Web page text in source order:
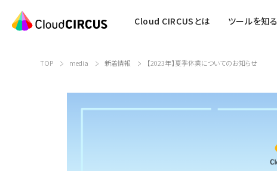
Cloud CIRCUSとは ツールを知る
TOP media 新着情報 【2023年】夏季休業についてのお知らせ